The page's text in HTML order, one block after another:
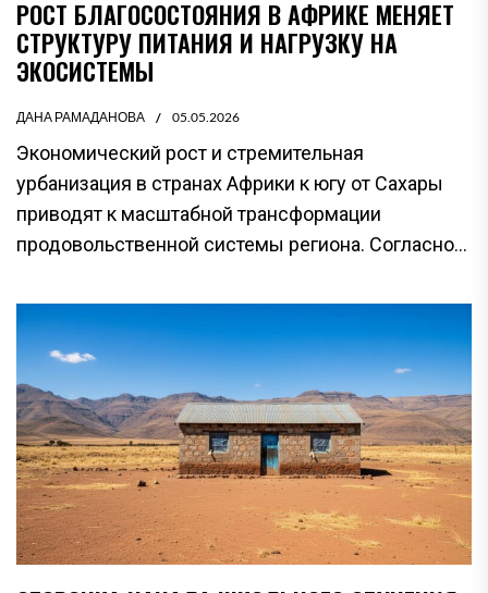
РОСТ БЛАГОСОСТОЯНИЯ В АФРИКЕ МЕНЯЕТ
СТРУКТУРУ ПИТАНИЯ И НАГРУЗКУ НА
ЭКОСИСТЕМЫ
ДАНА РАМАДАНОВА 05.05.2026
Экономический рост и стремительная
урбанизация в странах Африки к югу от Сахары
приводят к масштабной трансформации
продовольственной системы региона. Согласно...